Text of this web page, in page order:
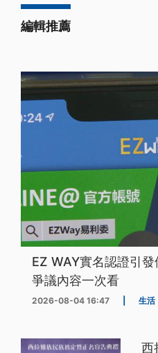
編輯推薦
EZ WAY實名認證引
爭議內容一次看
2026-08-04 16:47 生活
西